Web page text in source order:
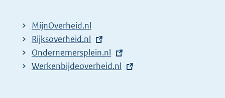
l
i
n
k
MijnOverheid.nl
E
x
t
Rijksoverheid.nl
E
x
Ondernemersplein.nl
E
Werkenbijdeoverheid.nl